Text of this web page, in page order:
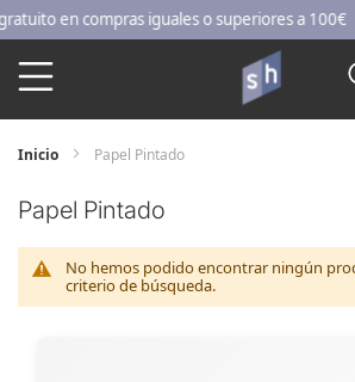
Ir
al
contenido
en compras iguales o superiores a 100€
Inicio Papel Pintado
Papel Pintado
No hemos podido encontrar ningún
criterio de búsqueda.